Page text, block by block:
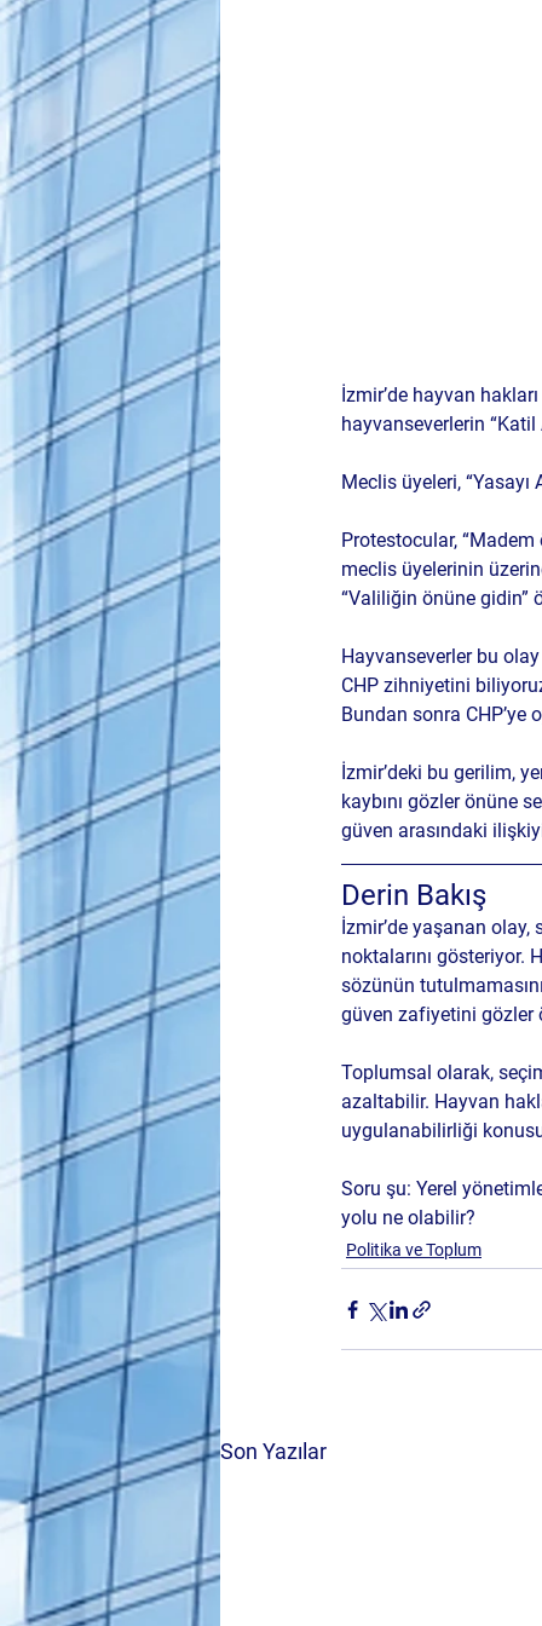
İzmir’de hayvan
hayvanseverlerin
Meclis üyeleri, “Yasayı
Protestocular,
meclis üyelerinin
“Valiliğin önüne gidin”
Hayvanseverler bu
CHP zihniyetini
Bundan sonra CHP’ye
İzmir’deki bu gerilim,
kaybını gözler önüne
güven arasındaki
Derin Bakış
İzmir’de yaşanan
noktalarını gösteriyor.
sözünün
güven zafiyetini gözler
Toplumsal olarak,
azaltabilir. Hayvan
uygulanabilirliği
Soru şu: Yerel
yolu ne olabilir?
Politika ve Toplum
Son Yazılar